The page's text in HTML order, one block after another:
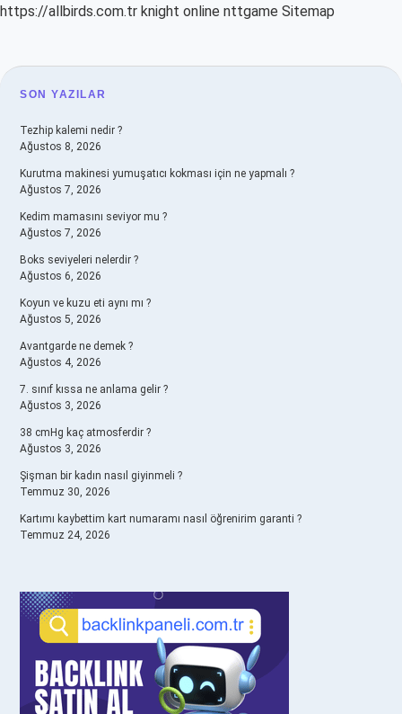
https://allbirds.com.tr knight online nttgame Sitemap
SIDEBAR
SON YAZILAR
Tezhip kalemi nedir ?
Ağustos 8, 2026
Kurutma makinesi yumuşatıcı kokması için ne yapmalı ?
Ağustos 7, 2026
Kedim mamasını seviyor mu ?
Ağustos 7, 2026
Boks seviyeleri nelerdir ?
Ağustos 6, 2026
Koyun ve kuzu eti aynı mı ?
Ağustos 5, 2026
Avantgarde ne demek ?
Ağustos 4, 2026
7. sınıf kıssa ne anlama gelir ?
Ağustos 3, 2026
38 cmHg kaç atmosferdir ?
Ağustos 3, 2026
Şişman bir kadın nasıl giyinmeli ?
Temmuz 30, 2026
Kartımı kaybettim kart numaramı nasıl öğrenirim garanti ?
Temmuz 24, 2026